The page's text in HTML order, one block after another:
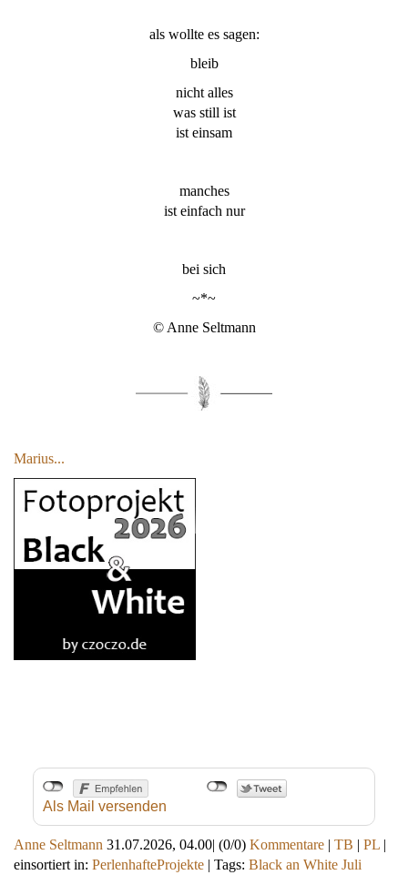
als wollte es sagen:
bleib
nicht alles
was still ist
ist einsam
manches
ist einfach nur
bei sich
~*~
© Anne Seltmann
Marius...
Als Mail versenden
Anne Seltmann 31.07.2026, 04.00| (0/0) Kommentare | TB | PL |
einsortiert in: PerlenhafteProjekte | Tags: Black an White Juli